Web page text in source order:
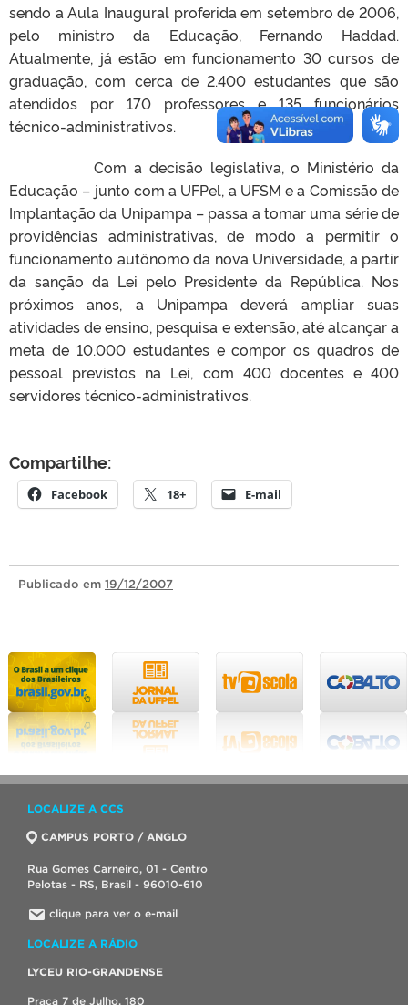
sendo a Aula Inaugural proferida em setembro de 2006,
pelo ministro da Educação, Fernando Haddad.
Atualmente, já estão em funcionamento 30 cursos de
graduação, com cerca de 2.400 estudantes que são
atendidos por 170 professores e 135 funcionários
técnico-administrativos.
Com a decisão legislativa, o Ministério da
Educação – junto com a UFPel, a UFSM e a Comissão de
Implantação da Unipampa – passa a tomar uma série de
providências administrativas, de modo a permitir o
funcionamento autônomo da nova Universidade, a partir
da sanção da Lei pelo Presidente da República. Nos
próximos anos, a Unipampa deverá ampliar suas
atividades de ensino, pesquisa e extensão, até alcançar a
meta de 10.000 estudantes e compor os quadros de
pessoal previstos na Lei, com 400 docentes e 400
servidores técnico-administrativos.
Compartilhe:
Facebook 18+ E-mail
Publicado em 19/12/2007
LOCALIZE A CCS
CAMPUS PORTO / ANGLO
Rua Gomes Carneiro, 01 - Centro
Pelotas - RS, Brasil - 96010-610
clique para ver o e-mail
LOCALIZE A RÁDIO
LYCEU RIO-GRANDENSE
Praça 7 de Julho, 180